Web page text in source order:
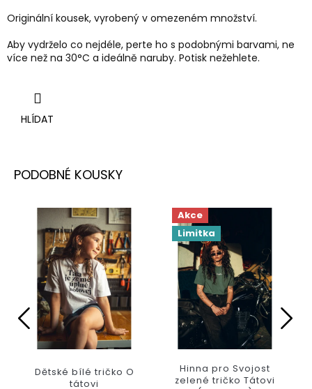
Originální kousek, vyrobený v omezeném množství.
Aby vydrželo co nejdéle, perte ho s podobnými barvami, ne
více než na 30°C a ideálně naruby. Potisk nežehlete.
HLÍDAT
Dětské bílé tričko O
tátovi
Akce
Limitka
Hinna pro Svojost
zelené tričko Tátovi